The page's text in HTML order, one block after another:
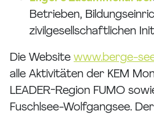
Betrieben,
zivilgesellschaftlichen
Die Website www.berge-
alle Aktivitäten der KEM
LEADER-Region FUMO
Fuschlsee-Wolfgangsee.